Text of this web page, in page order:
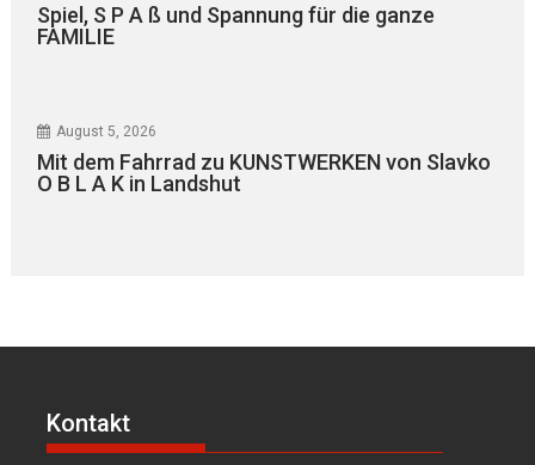
Spiel, S P A ß und Spannung für die ganze
FAMILIE
August 5, 2026
Mit dem Fahrrad zu KUNSTWERKEN von Slavko
O B L A K in Landshut
Kontakt